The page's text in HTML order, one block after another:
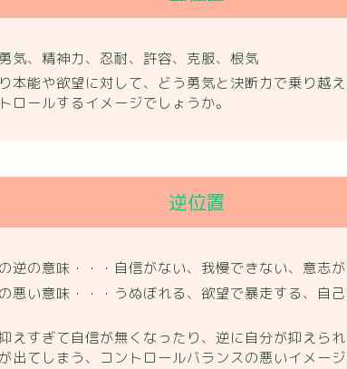
気、精神力、忍耐、許容、克服、根気
本能や欲望に対して、どう勇気と決断力で乗り越
ロールするイメージでしょうか。
逆位置
逆の意味・・・自信がない、我慢できない、意志
悪い意味・・・うぬぼれる、欲望で暴走する、自
えすぎて自信が無くなったり、逆に自分が抑えら
出てしまう、コントロールバランスの悪いイメージ